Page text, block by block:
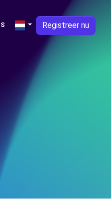
Registreer nu